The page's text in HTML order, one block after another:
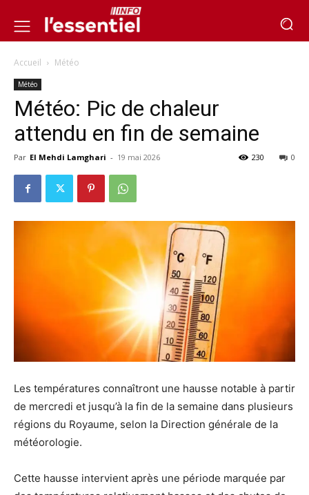
Accueil Météo
Météo
Météo: Pic de chaleur
attendu en fin de semaine
Par El Mehdi Lamghari - 19 mai 2026 0
230
Les températures connaîtront une hausse notable à partir
de mercredi et jusqu’à la fin de la semaine dans plusieurs
régions du Royaume, selon la Direction générale de la
météorologie.
Cette hausse intervient après une période marquée par